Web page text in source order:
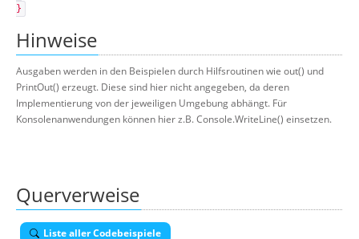
}
Hinweise
Ausgaben werden in den Beispielen durch Hilfsroutinen wie out() und
PrintOut() erzeugt. Diese sind hier nicht angegeben, da deren
Implementierung von der jeweiligen Umgebung abhängt. Für
Konsolenanwendungen können hier z.B. Console.WriteLine() einsetzen.
Querverweise
Liste aller Codebeispiele